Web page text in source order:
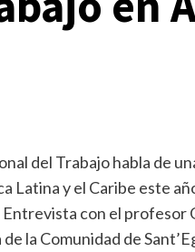
del Trabajo habla de
Latina y el Caribe este
con el profesor
la Comunidad de